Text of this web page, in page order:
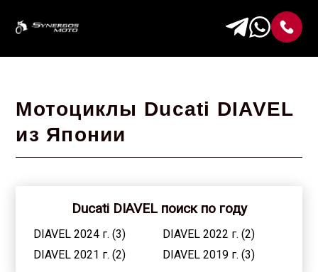
Мотоциклы Ducati DIAVEL
из Японии
Ducati DIAVEL поиск по году
DIAVEL 2024 г. (3)
DIAVEL 2022 г. (2)
DIAVEL 2021 г. (2)
DIAVEL 2019 г. (3)